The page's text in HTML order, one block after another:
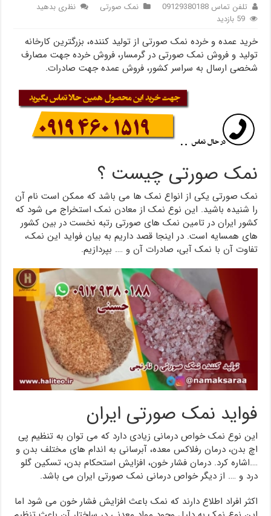
تلفن تماس 09129380188 نمک صورتی
نظری بدهید
59 بازدید
خرید عمده و خرده نمک صورتی از تولید کننده، بزرگترین کارخانه
تولید و فروش نمک صورتی در گرمسار، فروش خرده جهت مصارف
شخصی ارسال به سراسر کشور، فروش عمده جهت صادرات.
نمک صورتی چیست ؟
نمک صورتی یکی از انواع نمک ها می باشد که ممکن است نام آن
را شنیده باشید. این نوع نمک از معادن نمک استخراج می شود که
کشور ایران در تامین نمک های صورتی رتبه نخست در بین کشور
های همسایه است. در اینجا قصد داریم به بیان فواید این نمک،
تفاوت آن با نمک آبی، صادرات آن و …. بپردازیم.
فواید نمک صورتی ایران
این نوع نمک خواص درمانی زیادی دارد که می توان به تنظیم پی
اچ بدن، درمان رفلاکس معده، آبرسانی به اندام های مختلف بدن و
….اشاره کرد. درمان فشار خون، افزایش استحکام بدن، تسکین گلو
درد و …. از دیگر خواص درمانی نمک صورتی ایران می باشد.
اکثر افراد اطلاع دارند که نمک باعث افزایش فشار خون می شود اما